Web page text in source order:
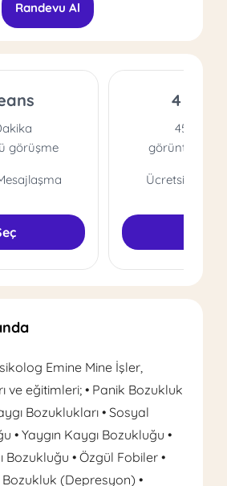
Randevu Al
görüşme
4
45
görüntülü
Ücretsiz
Emine Mine İşler,
ve eğitimleri; • Panik Bozukluk
Bozuklukları • Sosyal
• Yaygın Kaygı Bozukluğu •
Bozukluğu • Özgül Fobiler •
(Depresyon) •